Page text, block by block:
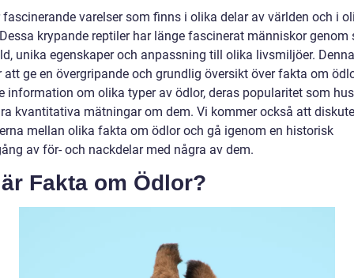
fascinerande varelser som finns i olika delar av världen och i
krypande reptiler har länge fascinerat människor genom
unika egenskaper och anpassning till olika livsmiljöer.
att ge en övergripande och grundlig översikt över fakta om
information om olika typer av ödlor, deras popularitet som
kvantitativa mätningar om dem. Vi kommer också att
mellan olika fakta om ödlor och gå igenom en historisk
av för- och nackdelar med några av dem.
Fakta om Ödlor?